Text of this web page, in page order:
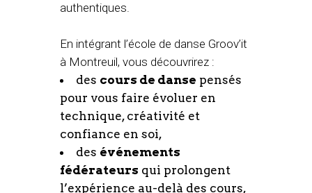
authentiques.
En intégrant l’école de danse Groov’it
à Montreuil, vous découvrirez :
des cours de danse pensés
pour vous faire évoluer en
technique, créativité et
confiance en soi,
des événements
fédérateurs qui prolongent
l’expérience au-delà des cours,